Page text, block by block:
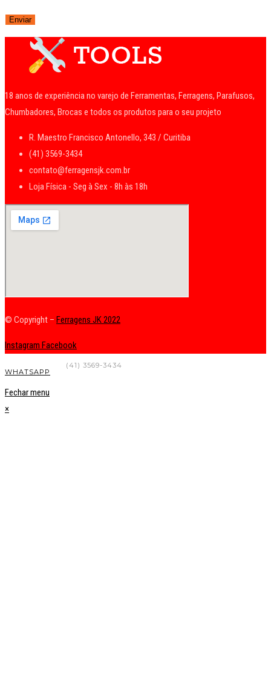
18 anos de experiência no varejo de Ferramentas, Ferragens, Parafusos,
Chumbadores, Brocas e todos os produtos para o seu projeto
R. Maestro Francisco Antonello, 343 / Curitiba
(41) 3569-3434
contato@ferragensjk.com.br
Loja Física - Seg à Sex - 8h às 18h
© Copyright – Ferragens JK 2022
Instagram Facebook
(41) 3569-3434
WHATSAPP
Fechar menu
×